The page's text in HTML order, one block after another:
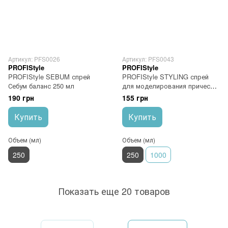
Артикул: PFS0026
PROFIStyle
PROFIStyle SEBUM спрей
Себум баланс 250 мл
190 грн
Купить
Объем (мл)
250
Артикул: PFS0043
PROFIStyle
PROFIStyle STYLING спрей
для моделирования прически
с термозащитой 250 мл
155 грн
Купить
Объем (мл)
250 1000
Показать еще 20 товаров